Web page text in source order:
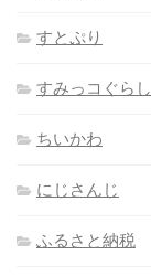
すとぷり
すみっコぐらし
ちいかわ
にじさんじ
ふるさと納税